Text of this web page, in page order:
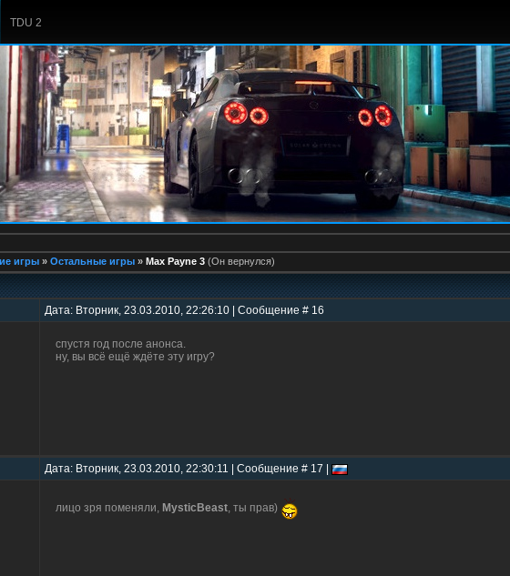
TDU 2
игры » Остальные игры » Max Payne 3 (Он вернулся)
Дата: Вторник, 23.03.2010, 22:26:10 | Сообщение # 16
спустя год после анонса.
ну, вы всё ещё ждёте эту игру?
Дата: Вторник, 23.03.2010, 22:30:11 | Сообщение # 17 |
лицо зря поменяли, MysticBeast , ты прав)